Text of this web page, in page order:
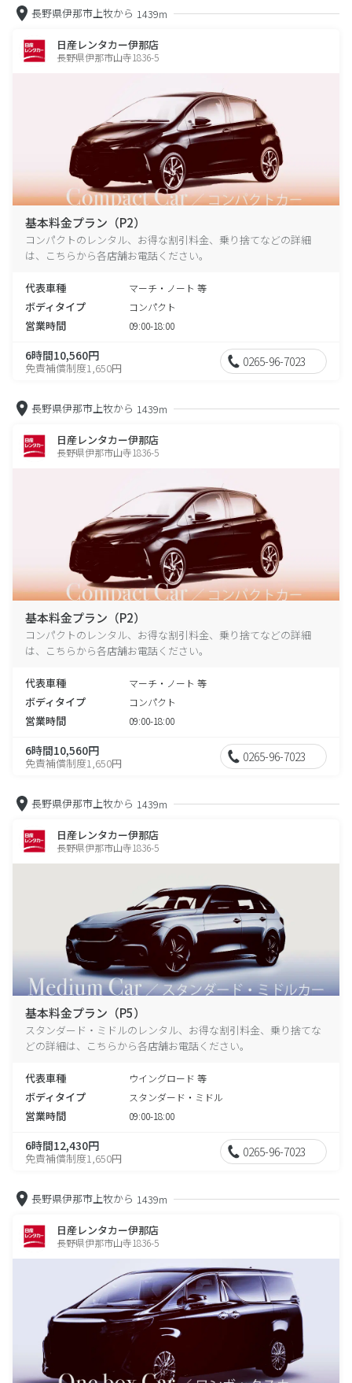
長野県伊那市上牧から 1439m
日産レンタカー伊那店
長野県伊那市山寺1836-5
基本料金プラン（P2）
コンパクトのレンタル、お得な割引料金、乗り捨てなどの詳細
は、こちらから各店舗お電話ください。
代表車種 マーチ・ノート 等
ボディタイプ コンパクト
営業時間 09:00-18:00
6時間10,560円
免責補償制度1,650円 0265-96-7023
長野県伊那市上牧から 1439m
日産レンタカー伊那店
長野県伊那市山寺1836-5
基本料金プラン（P2）
コンパクトのレンタル、お得な割引料金、乗り捨てなどの詳細
は、こちらから各店舗お電話ください。
代表車種 マーチ・ノート 等
ボディタイプ コンパクト
営業時間 09:00-18:00
6時間10,560円
免責補償制度1,650円 0265-96-7023
長野県伊那市上牧から 1439m
日産レンタカー伊那店
長野県伊那市山寺1836-5
基本料金プラン（P5）
スタンダード・ミドルのレンタル、お得な割引料金、乗り捨てな
どの詳細は、こちらから各店舗お電話ください。
代表車種 ウイングロード 等
ボディタイプ スタンダード・ミドル
営業時間 09:00-18:00
6時間12,430円
免責補償制度1,650円 0265-96-7023
長野県伊那市上牧から 1439m
日産レンタカー伊那店
長野県伊那市山寺1836-5